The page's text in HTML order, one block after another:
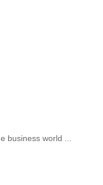
business world ...